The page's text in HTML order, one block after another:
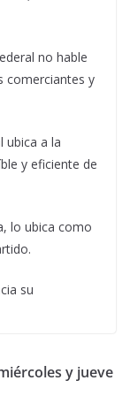
no hable
comerciantes y
ubica a la
y eficiente de
lo ubica como
su
y jueve